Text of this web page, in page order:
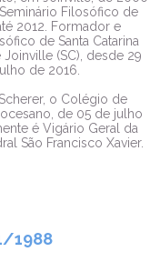
Filosófico de
2012. Formador e
de Santa Catarina
Joinville (SC), desde 29
de 2016.
o Colégio de
de 05 de julho
é Vigário Geral da
São Francisco Xavier.
1988